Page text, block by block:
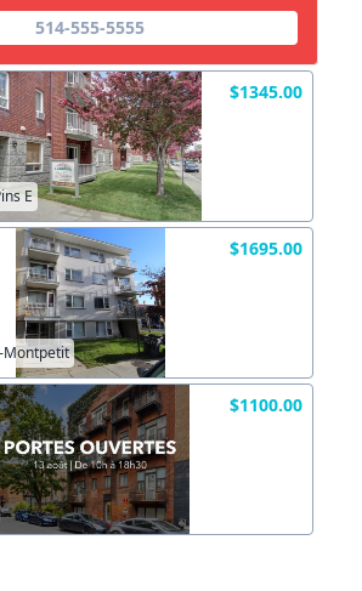
514-555-5555
$1345.00
E
$1695.00
Montpetit
$1100.00
X Fermer